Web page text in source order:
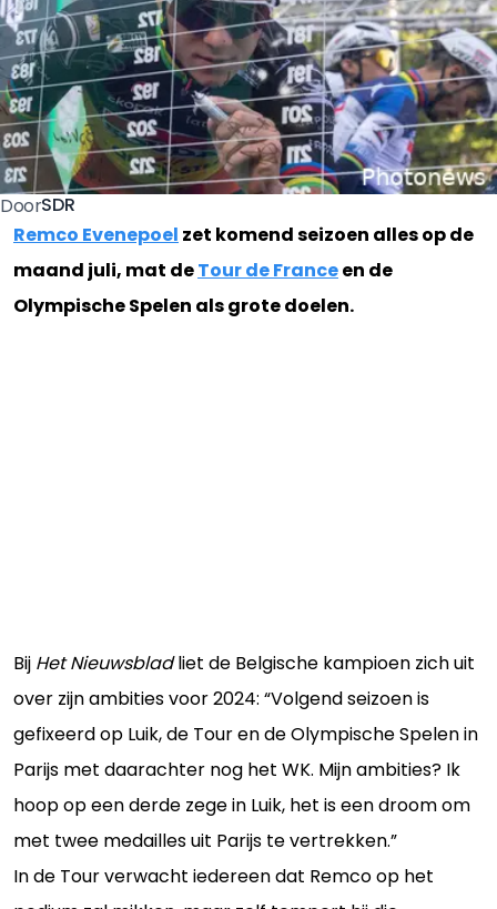
DoorSDR
Remco Evenepoel zet komend seizoen alles op de
maand juli, mat deTour de Franceen de
Olympische Spelen als grote doelen.
Bij Het Nieuwsbladliet de Belgische kampioen zich uit
over zijn ambities voor 2024: “Volgend seizoen is
gefixeerd op Luik, de Tour en de Olympische Spelen in
Parijs met daarachter nog het WK. Mijn ambities? Ik
hoop op een derde zege in Luik, het is een droom om
met twee medailles uit Parijs te vertrekken.”
In de Tour verwacht iedereen dat Remco op het